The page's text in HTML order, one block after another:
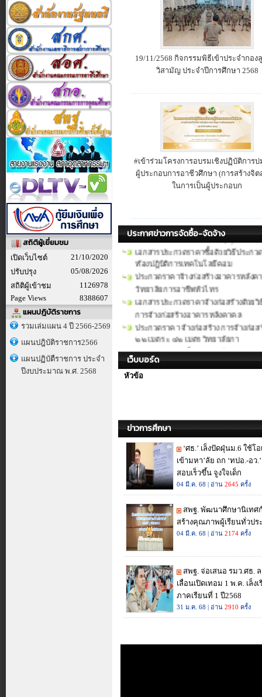
สถิติผู้เยี่ยมชม
เปิดเว็บไซต์
21/10/2020
ปรับปรุง
05/08/2026
สถิติผู้เข้าชม
1126978
Page Views
8388607
แผนปฎิบัติราชการ
รวมเล่มแผน 4 ปี 2566-2569
แผนปฎิบัติราชการ2566
แผนปฏิบัตืราชการ ประจำ
ปีงบประมาณ พ.ศ. 2568
19/11/2568 กิจกรรมพิธีเข้าประจำกอง
วิสามัญ ประจำปีการศึกษา 2568
#เข้าร่วมโครงการอบรมเชิงปฏิบัติการบ่
ผู้ประกอบการอาชีวศึกษา (การสร้างจิ
ในการเป็นผู้ประกอบก
ประกาศข่าวการจัดซื้อ-จัดจ้าง
ประกาศผู้ชนะการเสนอราคา ประกว
คอมพิวเตอร์พร้อมระบบรักษาความมั่น
ประกาศผู้ชนะการเสนอราคา ประกว
ประกวดราคาซื้อชุดห้องปฎิบัติการเท
มั่นคงปลอดภัยทางไซเบอร์ (Cyber
เอกสารประกวดราคาซื้อด้วยวิธีประก
ห้องปฎิบัติการเทคโนโลยีคอม
ประกวดราคาจ้างก่อสร้างอาคารหลัง
วิทยาลัยการอาชีพหัวไทร
เอกสารประกวดราคาจ้างก่อสร้างด้วย
การจ้างก่อสร้างอาคารหลังคาคล
ประกวดราคา จ้างก่อสร้าง การจ้างก่
๒๒ เมตร x ๔๒ เมตร วิทยาลัยกา
ประกวดราคาอิเล็กทรอนิกส์ (e-
คอมพิวเตอร์พร้อมระบบรักษาความม
ประกาศประกวดราคาจ้างก่อสร้างอา
x ๔๒ เมตร วิทยาลัยการ อาชีพหัวไท
เว็บบอร์ด
หัวข้อ
ข่าวการศึกษา